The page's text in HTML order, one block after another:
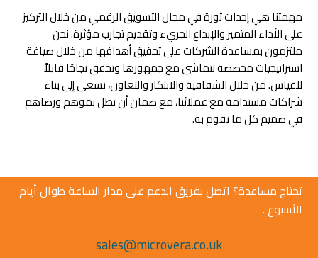
مهمتنا هي إحداث ثورة في مجال التسويق الرقمي من خلال التركيز
على الأداء المتميز والإبداع الجريء وتقديم تجارب مؤثرة. نحن
ملتزمون بمساعدة الشركات على تحقيق أهدافها من خلال صياغة
استراتيجيات مخصصة تتماشى مع جمهورها وتحقق نجاحًا قابلاً
للقياس. من خلال الشفافية والابتكار والتعاون، نسعى إلى بناء
شراكات مستدامة مع عملائنا، مع ضمان أن تظل نموهم ورضاهم
في صميم كل ما نقوم به.
تحتاج مساعدة؟ اتصل بفريق الدعم على مدار الساعة طوال أيام
الأسبوع .
sales@microvera.co.uk